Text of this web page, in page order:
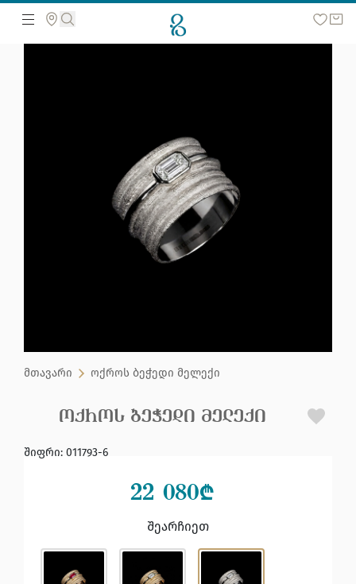
მთავარი ოქროს ბეჭედი მელექი
ᲝᲥᲠᲝᲡ ᲑᲔᲭᲔᲓᲘ ᲛᲔᲚᲔᲥᲘ
შიფრი: 011793-6
22 080₾
შეარჩიეთ